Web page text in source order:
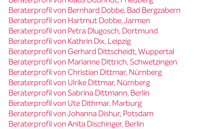
Beraterprofil von Bernhard Dobbe, Bad Bergzabern
Beraterprofil von Hartmut Dobbe, Jarmen
Beraterprofil von Petra Dlugosch, Dortmund
Beraterprofil von Kathrin Dix, Leipzig
Beraterprofil von Gerhard Dittscheidt, Wuppertal
Beraterprofil von Marianne Dittrich, Schwetzingen
Beraterprofil von Christian Dittmar, Nürnberg
Beraterprofil von Ulrike Dittmar, Nürnberg
Beraterprofil von Sabrina Dittmann, Berlin
Beraterprofil von Ute Dithmar, Marburg
Beraterprofil von Johanna Dishur, Potsdam
Beraterprofil von Anita Dischinger, Berlin